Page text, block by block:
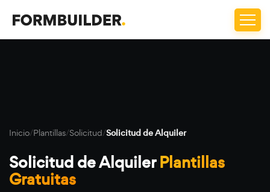
Inicio/Plantillas/Solicitud/Solicitud de Alquiler
Solicitud de AlquilerPlantillas
Gratuitas